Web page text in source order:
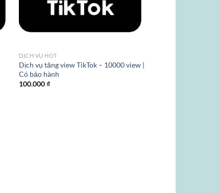
DỊCH VỤ HOT
Dịch vụ tăng view TikTok – 10000 view |
Có bảo hành
100.000₫